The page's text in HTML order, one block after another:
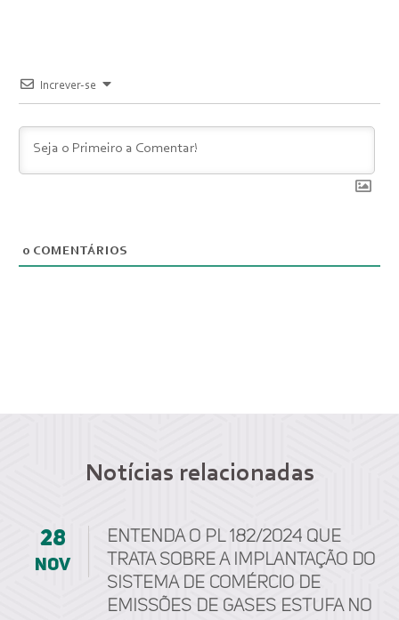
Increver-se
0 COMENTÁRIOS
Notícias relacionadas
28
nov
Entenda o PL 182/2024 que
trata sobre a implantação do
Sistema de Comércio de
Emissões de Gases Estufa no